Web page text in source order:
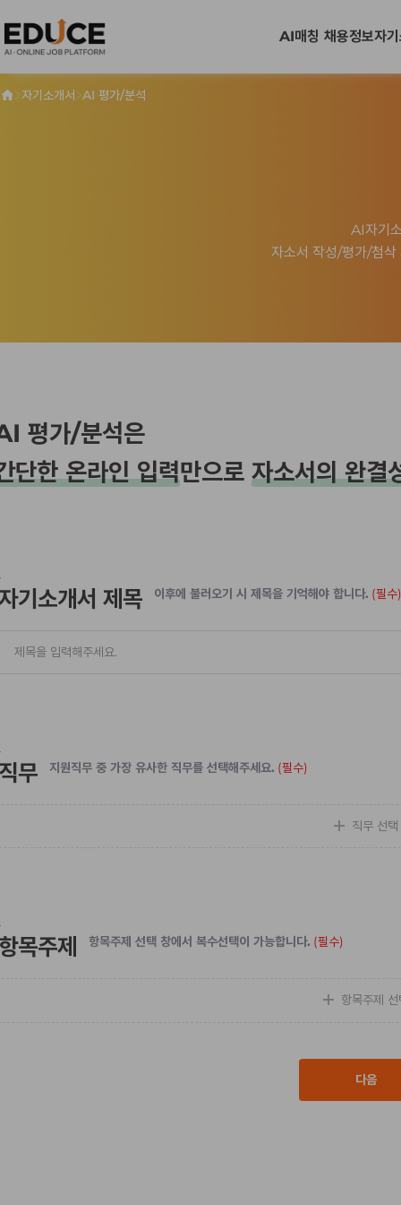
AI매칭 채용정보자
>자기소개서>AI 평가/분석
AI자기
자소서 작성/평가/첨
평가/분석은
단한 온라인 입력만으로 자소서의 완결
기소개서 제목 이후에 불러오기 시 제목을 기억해야 합니다. (필수)
무 지원직무 중 가장 유사한 직무를 선택해주세요. (필수)
직무 선택
목주제 항목주제 선택 창에서 복수선택이 가능합니다. (필수)
항목주제 선
다음